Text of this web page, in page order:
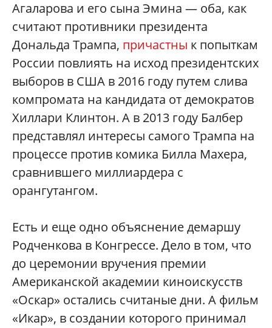
Агаларова и его сына Эмина — оба, как
считают противники президента
Дональда Трампа, причастны к попыткам
России повлиять на исход президентских
выборов в США в 2016 году путем слива
компромата на кандидата от демократов
Хиллари Клинтон. А в 2013 году Балбер
представлял интересы самого Трампа на
процессе против комика Билла Махера,
сравнившего миллиардера с
орангутангом.
Есть и еще одно объяснение демаршу
Родченкова в Конгрессе. Дело в том, что
до церемонии вручения премии
Американской академии киноискусств
«Оскар» остались считаные дни. А фильм
«Икар», в создании которого принимал